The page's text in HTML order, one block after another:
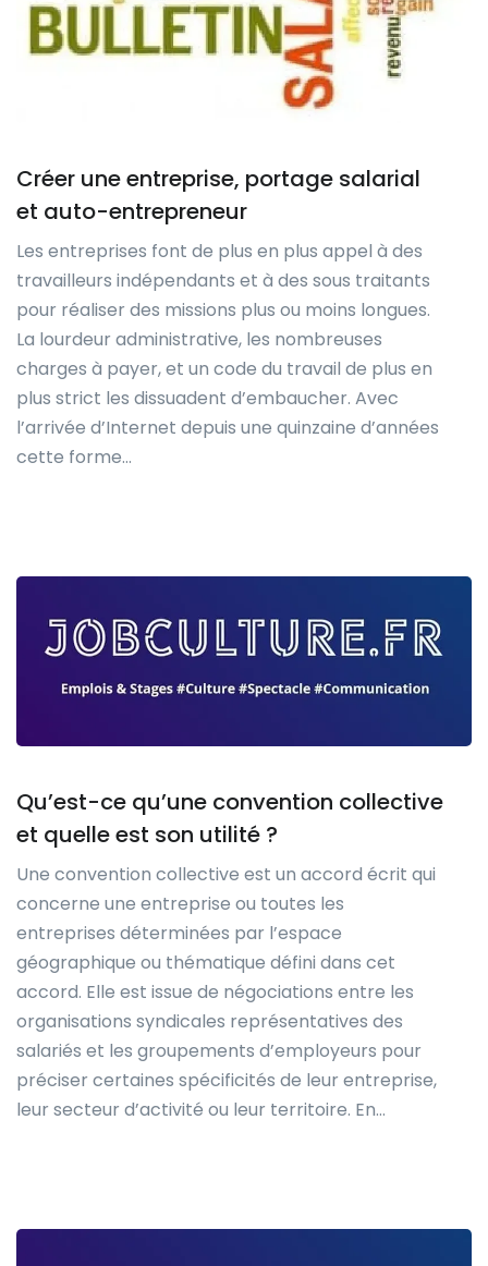
Créer une entreprise, portage salarial
et auto-entrepreneur
Les entreprises font de plus en plus appel à des
travailleurs indépendants et à des sous traitants
pour réaliser des missions plus ou moins longues.
La lourdeur administrative, les nombreuses
charges à payer, et un code du travail de plus en
plus strict les dissuadent d’embaucher. Avec
l’arrivée d’Internet depuis une quinzaine d’années
cette forme…
Qu’est-ce qu’une convention collective
et quelle est son utilité ?
Une convention collective est un accord écrit qui
concerne une entreprise ou toutes les
entreprises déterminées par l’espace
géographique ou thématique défini dans cet
accord. Elle est issue de négociations entre les
organisations syndicales représentatives des
salariés et les groupements d’employeurs pour
préciser certaines spécificités de leur entreprise,
leur secteur d’activité ou leur territoire. En…